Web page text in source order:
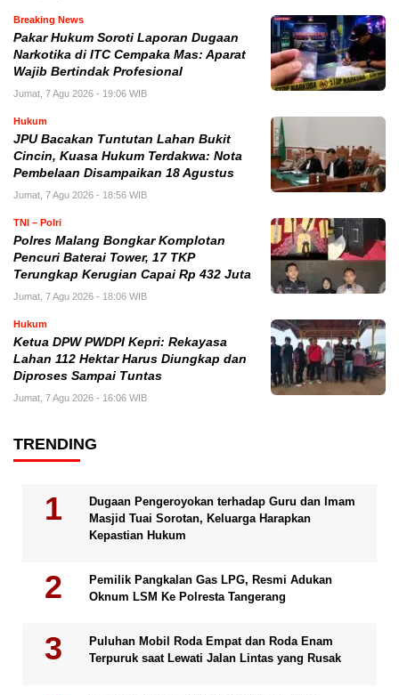
Breaking News
Pakar Hukum Soroti Laporan Dugaan
Narkotika di ITC Cempaka Mas: Aparat
Wajib Bertindak Profesional
Jumat, 7 Agu 2026 - 19:06 WIB
Hukum
JPU Bacakan Tuntutan Lahan Bukit
Cincin, Kuasa Hukum Terdakwa: Nota
Pembelaan Disampaikan 18 Agustus
Jumat, 7 Agu 2026 - 18:56 WIB
TNI – Polri
Polres Malang Bongkar Komplotan
Pencuri Baterai Tower, 17 TKP
Terungkap Kerugian Capai Rp 432 Juta
Jumat, 7 Agu 2026 - 18:06 WIB
Hukum
Ketua DPW PWDPI Kepri: Rekayasa
Lahan 112 Hektar Harus Diungkap dan
Diproses Sampai Tuntas
Jumat, 7 Agu 2026 - 16:06 WIB
TRENDING
Dugaan Pengeroyokan terhadap Guru dan Imam
Masjid Tuai Sorotan, Keluarga Harapkan
Kepastian Hukum
Pemilik Pangkalan Gas LPG, Resmi Adukan
Oknum LSM Ke Polresta Tangerang
Puluhan Mobil Roda Empat dan Roda Enam
Terpuruk saat Lewati Jalan Lintas yang Rusak